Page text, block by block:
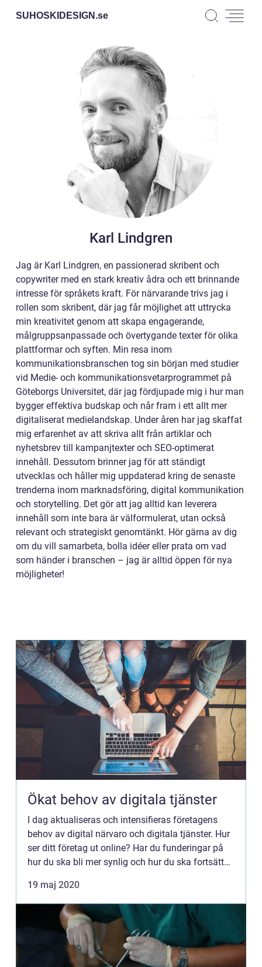
SUHOSKIDESIGN.se
Karl Lindgren
Jag är Karl Lindgren, en passionerad skribent och
copywriter med en stark kreativ ådra och ett brinnande
intresse för språkets kraft. För närvarande trivs jag i
rollen som skribent, där jag får möjlighet att uttrycka
min kreativitet genom att skapa engagerande,
målgruppsanpassade och övertygande texter för olika
plattformar och syften. Min resa inom
kommunikationsbranschen tog sin början med studier
vid Medie- och kommunikationsvetarprogrammet på
Göteborgs Universitet, där jag fördjupade mig i hur man
bygger effektiva budskap och når fram i ett allt mer
digitaliserat medielandskap. Under åren har jag skaffat
mig erfarenhet av att skriva allt från artiklar och
nyhetsbrev till kampanjtexter och SEO-optimerat
innehåll. Dessutom brinner jag för att ständigt
utvecklas och håller mig uppdaterad kring de senaste
trenderna inom marknadsföring, digital kommunikation
och storytelling. Det gör att jag alltid kan leverera
innehåll som inte bara är välformulerat, utan också
relevant och strategiskt genomtänkt. Hör gärna av dig
om du vill samarbeta, bolla idéer eller prata om vad
som händer i branschen – jag är alltid öppen för nya
möjligheter!
Ökat behov av digitala tjänster
I dag aktualiseras och intensifieras företagens
behov av digital närvaro och digitala tjänster. Hur
ser ditt företag ut online? Har du funderingar på
hur du ska bli mer synlig och hur du ska fortsätta
19 maj 2020